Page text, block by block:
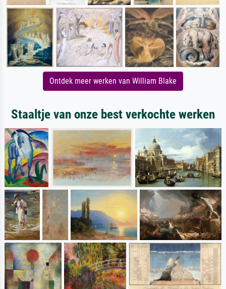
Ontdek meer werken van William Blake
Staaltje van onze best verkochte werken